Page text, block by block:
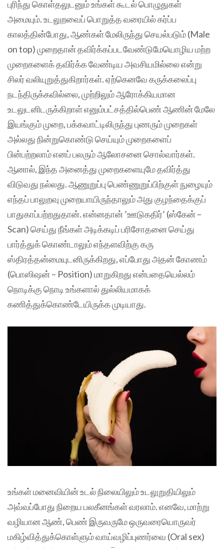
புரிந்து கொள்தலுடனும் உங்கள் கூடல் பொழுதுகள்
அமையும். உடலுறவைப் பொறுத்த வரையில் கர்ப்ப
காலத்தின்போது, ஆண்கள் மேலிருந்து செயல்படும் (Male
on top) முறைதான் தவிர்க்கப்படவேண்டுமேயொழிய மற்ற
முறைகளைக் தவிர்க்க வேண்டிய அவசியமில்லை என்று
சிலர் வலியுறுத்துகிறார்கள். ஏற்கெனவே கருக்கலைப்பு
நடந்திருக்கவில்லை, முற்றிலும் ஆரோக்கியமான
உடலுடனிடருக்கிறாள் எனும்பட்சத்தில்பெண் ஆணின் மேலே
இயங்கும் முறை, பக்கவாட்டிலிருந்து புணரும் முறைகள்
அல்லது நின்றுகொண்டு செய்யும் முறைகளைப்
பின்பற்றலாம் எனப் பலரும் ஆலோசனை சொல்வார்கள்.
ஆனால், இந்த அனைத்து முறைகளையுமே தவிர்த்து
விடுவது நல்லது. ஆணுறுப்பு பெண்ணுறுப்பிற்குள் நுழையும்
எந்தப் பாலுறவு முறையாயிருந்தாலும் அது குழந்தைக்குப்
பாதுகாப்பற்றதுதான். என்னதான் ’ஊடுகதிர்’ (ஸ்கேன் –
Scan) செய்து நீங்கள் அடிக்கடிப் பரிசோதனை செய்து
பார்த்துக் கொண்டாலும் எந்தளவிற்கு கரு
ஸ்திரத்தன்மையுடனிருக்கிறது, எப்போது அதன் கோணம்
(பொஸிஷன் – Position) மாறுகிறது என்பதையெல்லம்
நொடிக்கு நொடி உங்களால் துல்லியமாகக்
கணித்துக்கொண்டேயிருக்க முடியாது.
உங்கள் மனைவியின் உடல் நிலையிலும் உடலுறுதியிலும்
அவ்வப்போது நிறைய பலகீனங்கள் வரலாம். எனவே, மாற்று
வழியான ஆண், பெண் இருவருமே ஒருவரையொருவர்
மகிழ்வித்துக்கொள்ளும் வாய்வழிப்புணர்வை (Oral sex)